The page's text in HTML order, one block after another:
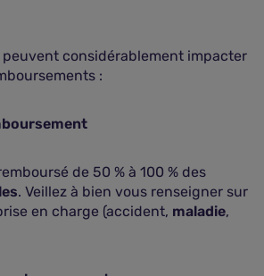
peuvent considérablement impacter
:
de 50 % à 100 % des
. Veillez à bien vous renseigner sur
en charge (accident, maladie,